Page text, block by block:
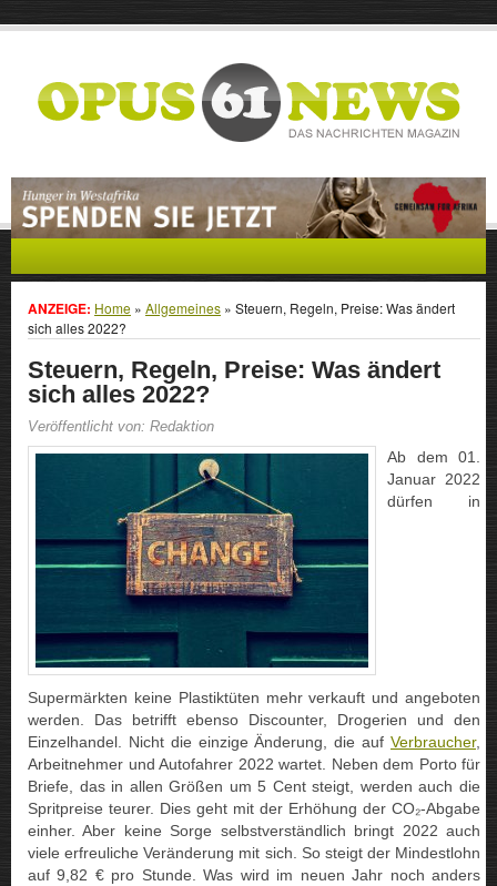
ANZEIGE: Home » Allgemeines » Steuern, Regeln, Preise: Was ändert
sich alles 2022?
Steuern, Regeln, Preise: Was ändert
sich alles 2022?
Veröffentlicht von: Redaktion
Ab dem 01.
Januar 2022
dürfen in
Supermärkten keine Plastiktüten mehr verkauft und angeboten
werden. Das betrifft ebenso Discounter, Drogerien und den
Einzelhandel. Nicht die einzige Änderung, die auf Verbraucher,
Arbeitnehmer und Autofahrer 2022 wartet. Neben dem Porto für
Briefe, das in allen Größen um 5 Cent steigt, werden auch die
Spritpreise teurer. Dies geht mit der Erhöhung der CO₂-Abgabe
einher. Aber keine Sorge selbstverständlich bringt 2022 auch
viele erfreuliche Veränderung mit sich. So steigt der Mindestlohn
auf 9,82 € pro Stunde. Was wird im neuen Jahr noch anders